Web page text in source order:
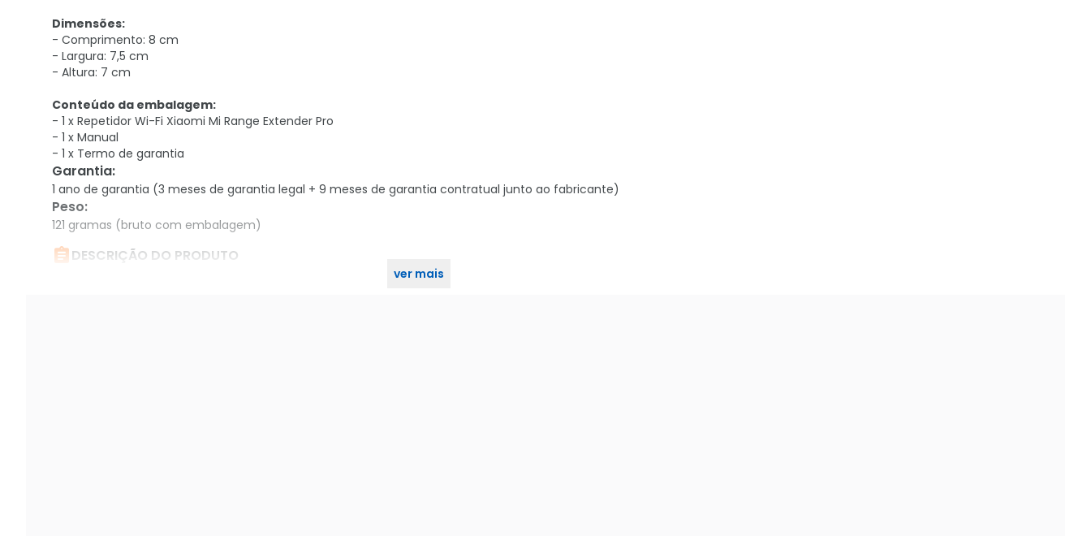
Dimensões:
- Comprimento: 8 cm
- Largura: 7,5 cm
- Altura: 7 cm
Conteúdo da embalagem:
- 1 x Repetidor Wi-Fi Xiaomi Mi Range Extender Pro
- 1 x Manual
- 1 x Termo de garantia
Garantia:
1 ano de garantia (3 meses de garantia legal + 9 meses de garantia contratual junto ao fabricante)
Peso:
121 gramas (bruto com embalagem)
DESCRIÇÃO DO PRODUTO
ver mais